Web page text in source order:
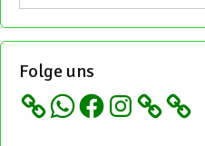
Folge uns
WhatsApp
FacebookInstagram